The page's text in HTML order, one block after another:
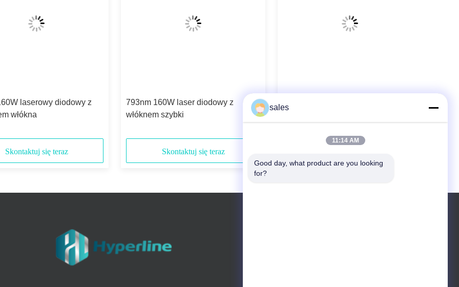
laserowy diodowy z
włókna
Skontaktuj się teraz
793nm 160W laser diodowy z
włóknem szybki
Skontaktuj się teraz
sales
11:14 AM
Good day, what product are you looking
for?